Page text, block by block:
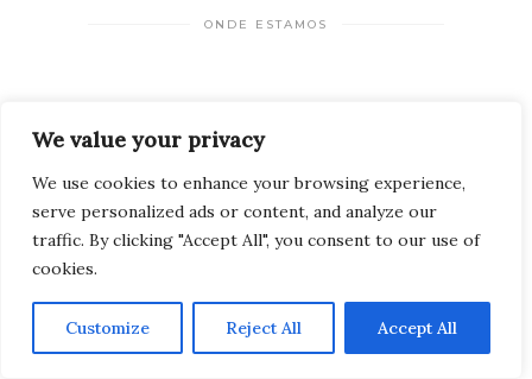
We value your privacy
We use cookies to enhance your browsing experience,
serve personalized ads or content, and analyze our
traffic. By clicking "Accept All", you consent to our use of
cookies.
Customize Reject All Accept All
ONDE ESTAMOS